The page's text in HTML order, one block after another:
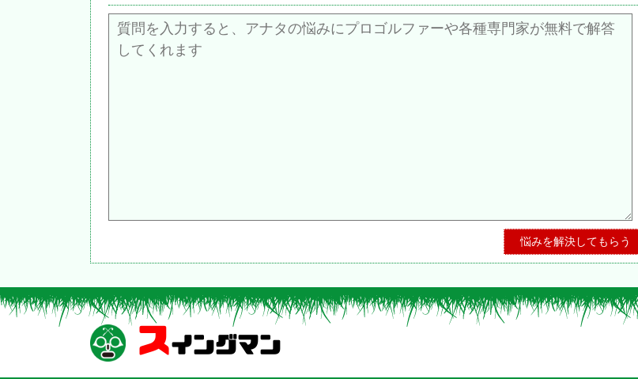
スイングマン